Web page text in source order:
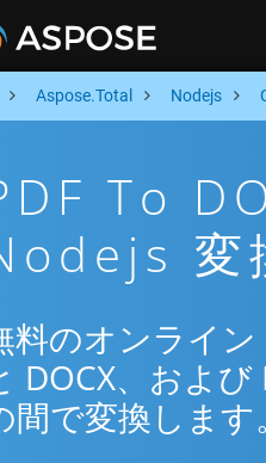
Aspose.Total Nodejs
To
変
料のオンライン
DOCX、およ
間で変換します。